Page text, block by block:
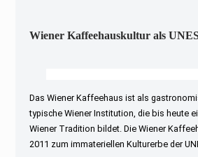
Wiener Kaffeehauskultur als
Das Wiener Kaffeehaus ist als
typische Wiener Institution, die bis heute
Wiener Tradition bildet. Die Wiener
2011 zum immateriellen Kulturerbe der